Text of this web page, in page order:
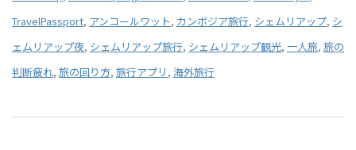
TravelPassport, アンコールワット, カンボジア旅行, シェムリアップ, シ
ェムリアップ夜, シェムリアップ旅行, シェムリアップ観光, 一人旅, 旅の
判断疲れ, 旅の回り方, 旅行アプリ , 海外旅行